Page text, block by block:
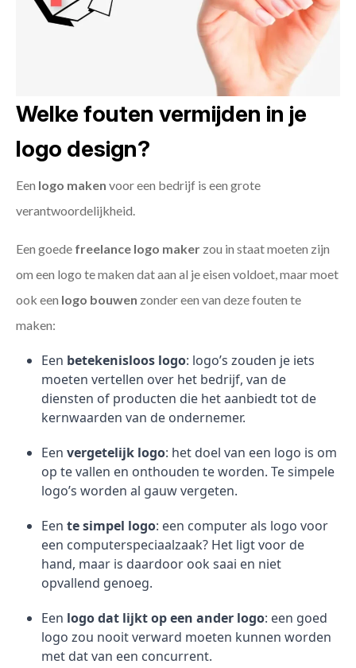
Welke fouten vermijden in je
logo design?
Een logo maken voor een bedrijf is een grote
verantwoordelijkheid.
Een goede freelance logo maker zou in staat moeten zijn
om een logo te maken dat aan al je eisen voldoet, maar moet
ook een logo bouwen zonder een van deze fouten te
maken:
Een betekenisloos logo: logo’s zouden je iets
moeten vertellen over het bedrijf, van de
diensten of producten die het aanbiedt tot de
kernwaarden van de ondernemer.
Een vergetelijk logo: het doel van een logo is om
op te vallen en onthouden te worden. Te simpele
logo’s worden al gauw vergeten.
Een te simpel logo: een computer als logo voor
een computerspeciaalzaak? Het ligt voor de
hand, maar is daardoor ook saai en niet
opvallend genoeg.
Een logo dat lijkt op een ander logo: een goed
logo zou nooit verward moeten kunnen worden
met dat van een concurrent.